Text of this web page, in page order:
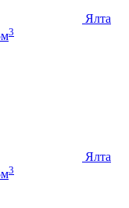
Ялта
3
Ялта
3